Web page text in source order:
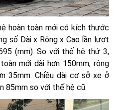
hoàn toàn mới có kích thước
số Dài x Rộng x Cao lần lượt
(mm). So với thế hệ thứ 3,
mới dài hơn 150mm, rộng
35mm. Chiều dài cơ sở xe ở
85mm so với thế hệ cũ.